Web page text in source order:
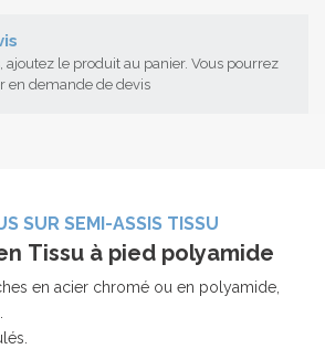
ajoutez le produit au panier. Vous pourrez
en demande de devis
SUR SEMI-ASSIS TISSU
Tissu à pied polyamide
en acier chromé ou en polyamide,